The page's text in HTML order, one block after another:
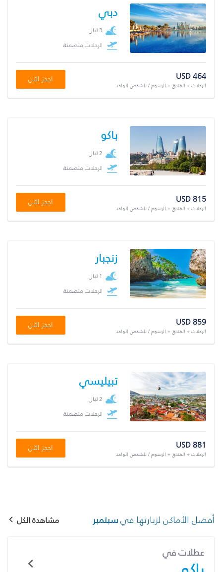
دبي
3 ليال
الرحلات متضمنة
USD 464
الرحلات + الفندق + الرسوم / للشخص الواحد
احجز الآن
باكو
2 ليال
الرحلات متضمنة
USD 815
الرحلات + الفندق + الرسوم / للشخص الواحد
احجز الآن
زنجبار
1 ليال
الرحلات متضمنة
USD 859
الرحلات + الفندق + الرسوم / للشخص الواحد
احجز الآن
تبيليسي
2 ليال
الرحلات متضمنة
USD 881
الرحلات + الفندق + الرسوم / للشخص الواحد
احجز الآن
أفضل الأماكن لزيارتها فيسبتمبر مشاهدة الكل
عطلات في